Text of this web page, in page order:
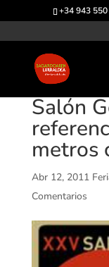
+34 943
Salón
metros
Abr 12, 2011
Comentarios